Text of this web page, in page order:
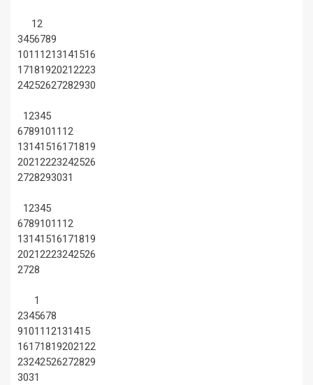
12
3456789
1011 1213141516
17181920212223
24252627282930
12345
67891011 12
13141516171819
20212223242526
2728293031
12345
67891011 12
13141516171819
20212223242526
2728
1
2345678
91011 12131415
16171819202122
23242526272829
3031